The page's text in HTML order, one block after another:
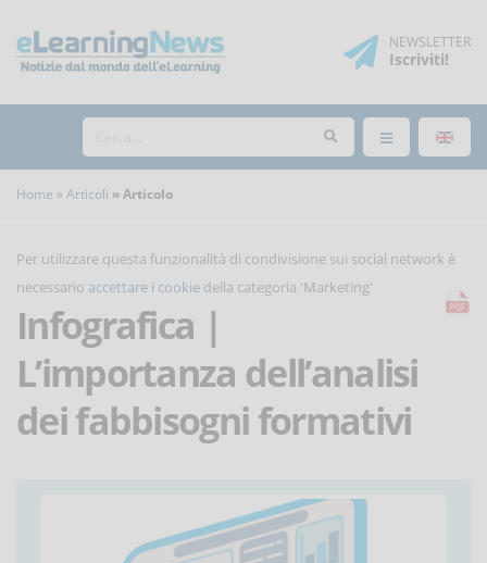
NEWSLETTER
Iscriviti!
Home Articoli Articolo
Per utilizzare questa funzionalità di condivisione sui social network è
necessario accettare i cookie della categoria 'Marketing'
Infografica |
L’importanza dell’analisi
dei fabbisogni formativi